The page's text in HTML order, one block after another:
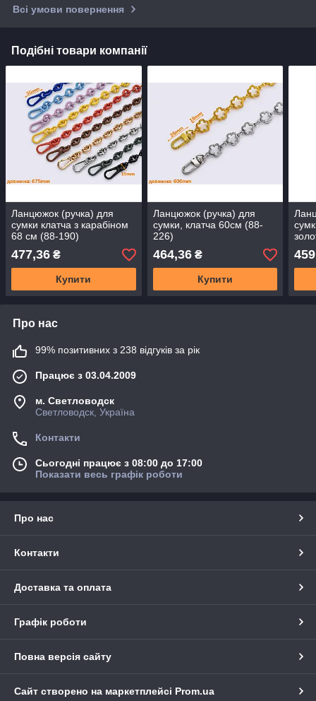
Всі умови повернення
Подібні товари компанії
Ланцюжок (ручка) для
сумки клатча з карабіном
68 см (88-190)
477,36 ₴
Купити
Ланцюжок (ручка) для
сумки, клатча 60см (88-
226)
464,36₴
Купити
Про нас
99% позитивних з 238 відгуків за рік
Працює з 03.04.2009
м. Светловодск
Светловодск, Україна
Контакти
Сьогодні працює з 08:00 до 17:00
Показати весь графік роботи
Про нас
Контакти
Доставка та оплата
Графік роботи
Повна версія сайту
Сайт створено на маркетплейсі Prom.ua